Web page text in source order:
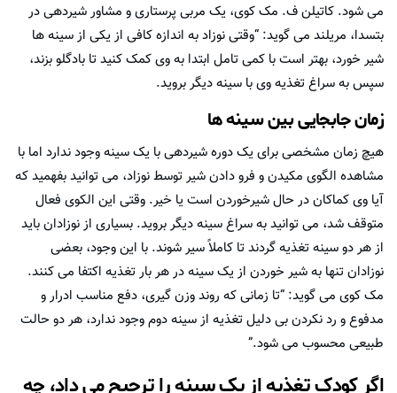
می شود. کاتیلن ف. مک کوی، یک مربی پرستاری و مشاور شیردهی در
بتسدا، مریلند می گوید: “وقتی نوزاد به اندازه کافی از یکی از سینه ها
شیر خورد، بهتر است با کمی تامل ابتدا به وی کمک کنید تا بادگلو بزند،
سپس به سراغ تغذیه وی با سینه دیگر بروید.
زمان جابجایی بین سینه ها
هیچ زمان مشخصی برای یک دوره شیردهی با یک سینه وجود ندارد اما با
مشاهده الگوی مکیدن و فرو دادن شیر توسط نوزاد، می توانید بفهمید که
آیا وی کماکان در حال شیرخوردن است یا خیر. وقتی این الکوی فعال
متوقف شد، می توانید به سراغ سینه دیگر بروید. بسیاری از نوزادان باید
از هر دو سینه تغذیه گردند تا کاملاً سیر شوند. با این وجود، بعضی
نوزادان تنها به شیر خوردن از یک سینه در هر بار تغذیه اکتفا می کنند.
مک کوی می گوید: “تا زمانی که روند وزن گیری، دفع مناسب ادرار و
مدفوع و رد نکردن بی دلیل تغذیه از سینه دوم وجود ندارد، هر دو حالت
طبیعی محسوب می شود.”
اگر کودک تغذیه از یک سینه را ترجیح می داد، چه